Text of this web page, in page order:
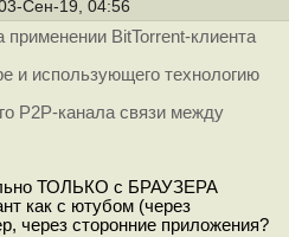
Сен-19, 04:56
применении BitTorrent-клиента
и использующего технологию
P2P-канала связи между
ТОЛЬКО с БРАУЗЕРА
как с ютубом (через
через сторонние приложения?